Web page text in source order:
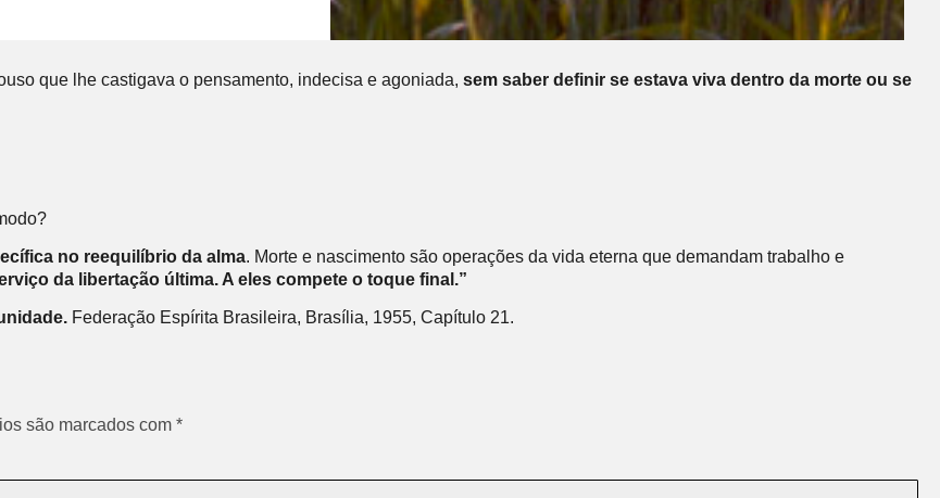
que lhe castigava o pensamento, indecisa e agoniada, sem saber definir se estava viva dentro da morte ou se
no reequilíbrio da alma. Morte e nascimento são operações da vida eterna que demandam trabalho e
da libertação última. A eles compete o toque final.”
Federação Espírita Brasileira, Brasília, 1955, Capítulo 21.
são marcados com *